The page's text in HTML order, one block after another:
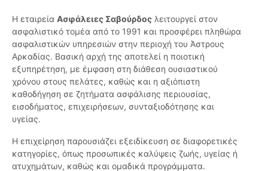
Η εταιρεία Ασφάλειες Σαβούρδος λειτουργεί στον
ασφαλιστικό τομέα από το 1991 και προσφέρει πληθώρα
ασφαλιστικών υπηρεσιών στην περιοχή του Άστρους
Αρκαδίας. Βασική αρχή της αποτελεί η ποιοτική
εξυπηρέτηση, με έμφαση στη διάθεση ουσιαστικού
χρόνου στους πελάτες, καθώς και η αξιόπιστη
καθοδήγηση σε ζητήματα ασφάλισης περιουσίας,
εισοδήματος, επιχειρήσεων, συνταξιοδότησης και
υγείας.
Η επιχείρηση παρουσιάζει εξειδίκευση σε διαφορετικές
κατηγορίες, όπως προσωπικές καλύψεις ζωής, υγείας ή
ατυχημάτων, καθώς και ομαδικά προγράμματα.